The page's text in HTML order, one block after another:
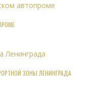
ЗОНЫ ЛЕНИНГРАДА